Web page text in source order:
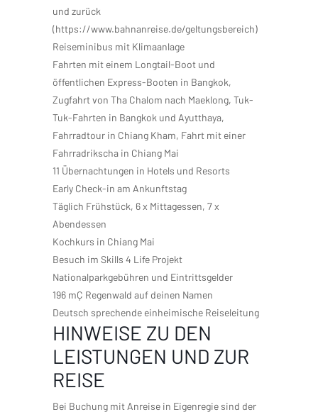
und zurück
(https://www.bahnanreise.de/geltungsbereich)
Reiseminibus mit Klimaanlage
Fahrten mit einem Longtail-Boot und
öffentlichen Express-Booten in Bangkok,
Zugfahrt von Tha Chalom nach Maeklong, Tuk-
Tuk-Fahrten in Bangkok und Ayutthaya,
Fahrradtour in Chiang Kham, Fahrt mit einer
Fahrradrikscha in Chiang Mai
11 Übernachtungen in Hotels und Resorts
Early Check-in am Ankunftstag
Täglich Frühstück, 6 x Mittagessen, 7 x
Abendessen
Kochkurs in Chiang Mai
Besuch im Skills 4 Life Projekt
Nationalparkgebühren und Eintrittsgelder
196 mÇ Regenwald auf deinen Namen
Deutsch sprechende einheimische Reiseleitung
HINWEISE ZU DEN
LEISTUNGEN UND ZUR
REISE
Bei Buchung mit Anreise in Eigenregie sind der